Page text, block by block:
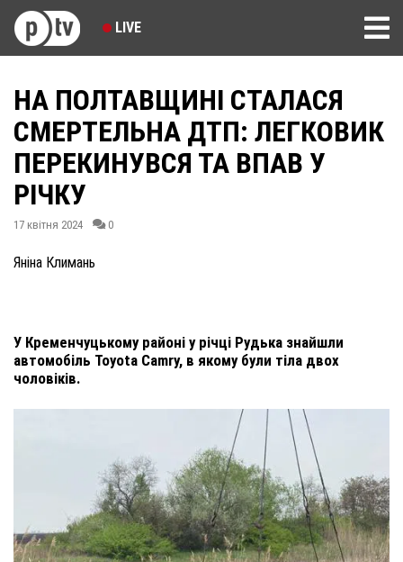
LIVE
НА ПОЛТАВЩИНІ СТАЛАСЯ
СМЕРТЕЛЬНА ДТП: ЛЕГКОВИК
ПЕРЕКИНУВСЯ ТА ВПАВ У
РІЧКУ
17 квітня 2024 0
Яніна Климань
У Кременчуцькому районі у річці Рудька знайшли
автомобіль Toyota Camry, в якому були тіла двох
чоловіків.